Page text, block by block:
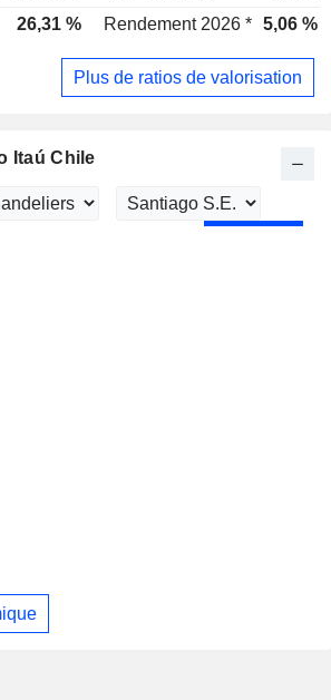
26,31 % Rendement 2026 * 5,06 %
Plus de ratios de valorisation
Itaú Chile